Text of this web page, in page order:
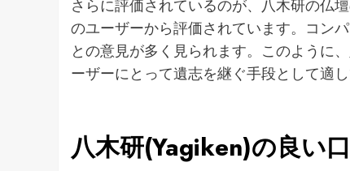
さらに評価されているのが、八木研の仏
のユーザーから評価されています。コン
との意見が多く見られます。このように
ーザーにとって遺志を継ぐ手段として適
八木研(Yagiken)の良い